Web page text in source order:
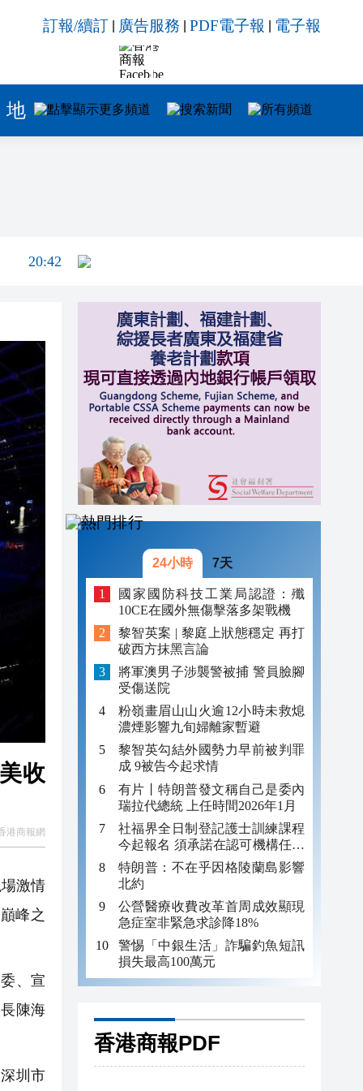
訂報/續訂 廣告服務 PDF電子報 電子報
地方 招商 專題
20:41
20:39
20:42
20:39
20:34
21:08
20:55
20:42
收
港商報網
激情
峰之
、宣
陳海
圳市
24小時 7天
國家國防科技工業局認證：殲
10CE在國外無傷擊落多架戰機
黎智英案 | 黎庭上狀態穩定 再打
破西方抹黑言論
將軍澳男子涉襲警被捕 警員臉腳
受傷送院
粉嶺畫眉山山火逾12小時未救熄
濃煙影響九旬婦離家暫避
黎智英勾結外國勢力早前被判罪
成 9被告今起求情
有片丨特朗普發文稱自己是委內
瑞拉代總統 上任時間2026年1月
社福界全日制登記護士訓練課程
今起報名 須承諾在認可機構任職
至少三年
特朗普：不在乎因格陵蘭島影響
北約
公營醫療收費改革首周成效顯現
急症室非緊急求診降18%
警惕「中銀生活」詐騙釣魚短訊
損失最高100萬元
香港商報PDF